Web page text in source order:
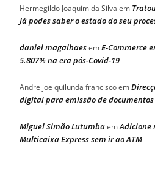
Hermegildo Joaquim da Silva em
Já podes saber o estado do seu
daniel magalhaesemE-Commerce
5.807% na era pós-Covid-19
Andre joe quilunda franciscoem
digital para emissão de
Miguel Simão LutumbaemAdicione
Multicaixa Express sem ir ao ATM